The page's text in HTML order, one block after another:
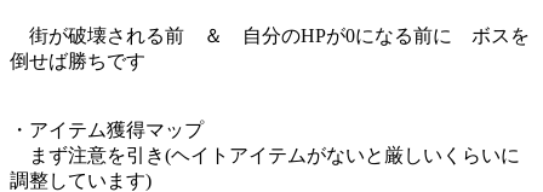
街が破壊される前 ＆ 自分のHPが0になる前に ボスを
倒せば勝ちです
・アイテム獲得マップ
まず注意を引き(ヘイトアイテムがないと厳しいくらいに
調整しています)